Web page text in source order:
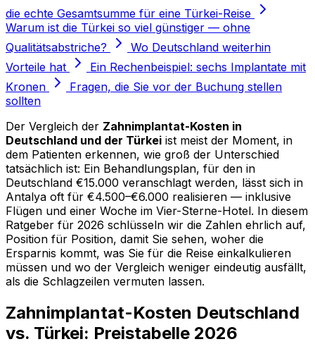
die echte Gesamtsumme für eine Türkei-Reise
Warum ist die Türkei so viel günstiger — ohne
Qualitätsabstriche?
Wo Deutschland weiterhin
Vorteile hat
Ein Rechenbeispiel: sechs Implantate mit
Kronen
Fragen, die Sie vor der Buchung stellen
sollten
Der Vergleich der Zahnimplantat-Kosten in
Deutschland und der Türkei ist meist der Moment, in
dem Patienten erkennen, wie groß der Unterschied
tatsächlich ist: Ein Behandlungsplan, für den in
Deutschland €15.000 veranschlagt werden, lässt sich in
Antalya oft für €4.500–€6.000 realisieren — inklusive
Flügen und einer Woche im Vier-Sterne-Hotel. In diesem
Ratgeber für 2026 schlüsseln wir die Zahlen ehrlich auf,
Position für Position, damit Sie sehen, woher die
Ersparnis kommt, was Sie für die Reise einkalkulieren
müssen und wo der Vergleich weniger eindeutig ausfällt,
als die Schlagzeilen vermuten lassen.
Zahnimplantat-Kosten Deutschland
vs. Türkei: Preistabelle 2026